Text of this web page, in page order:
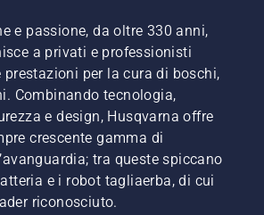
e passione, da oltre 330 anni,
a privati e professionisti
per la cura di boschi,
Combinando tecnologia,
e design, Husqvarna offre
crescente gamma di
tra queste spiccano
e i robot tagliaerba, di cui
riconosciuto.